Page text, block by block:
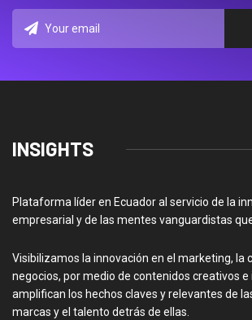
INSIGHTS
Plataforma líder en Ecuador al servicio de la
empresarial y de las mentes vanguardistas
Visibilizamos la innovación en el marketing, la
negocios, por medio de contenidos creativos
amplifican los hechos claves y relevantes de
marcas y el talento detrás de ellas.